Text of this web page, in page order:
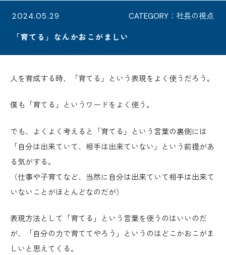
2024.05.29 CATEGORY：社長の視点
「育てる」なんかおこがましい
人を育成する時、「育てる」という表現をよく使うだろう。
僕も「育てる」というワードをよく使う。
でも、よくよく考えると「育てる」という言葉の裏側には
「自分は出来ていて、相手は出来ていない」という前提があ
る気がする。
（仕事や子育てなど、当然に自分は出来ていて相手は出来て
いないことがほとんどなのだが）
表現方法として「育てる」という言葉を使うのはいいのだ
が、「自分の力で育ててやろう」というのはどこかおこがま
しいと思えてくる。